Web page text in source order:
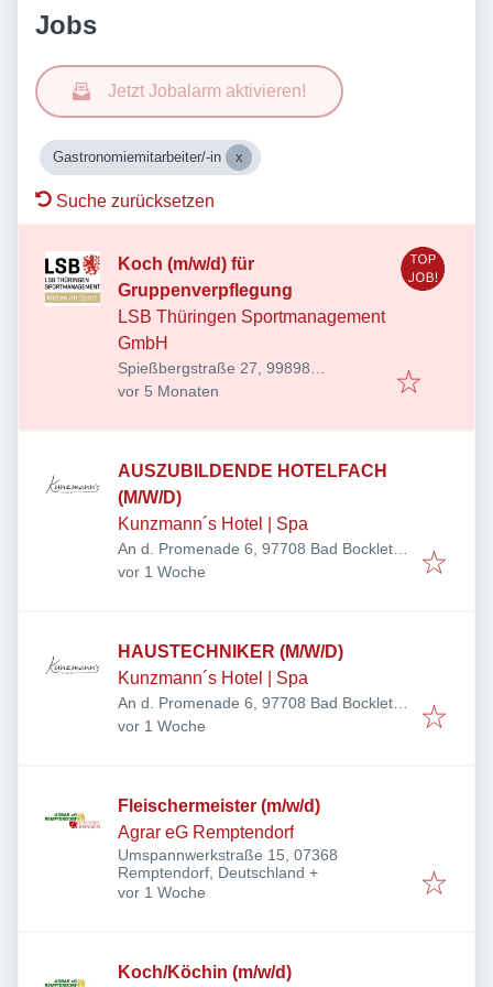
Jobs
Jetzt Jobalarm aktivieren!
Gastronomiemitarbeiter/-in
Suche zurücksetzen
Koch (m/w/d) für
Gruppenverpflegung
LSB Thüringen Sportmanagement
GmbH
Spießbergstraße 27, 99898
Friedrichroda, Deutschland
Veröffentlicht:
vor 5 Monaten
AUSZUBILDENDE HOTELFACH
(M/W/D)
Kunzmann´s Hotel | Spa
An d. Promenade 6, 97708 Bad Bocklet,
Deutschland
Veröffentlicht
vor 1 Woche
HAUSTECHNIKER (M/W/D)
Kunzmann´s Hotel | Spa
An d. Promenade 6, 97708 Bad Bocklet,
Deutschland
Veröffentlicht
vor 1 Woche
Fleischermeister (m/w/d)
Agrar eG Remptendorf
Umspannwerkstraße 15, 07368
Remptendorf, Deutschland +
Veröffentlicht
vor 1 Woche
Koch/Köchin (m/w/d)